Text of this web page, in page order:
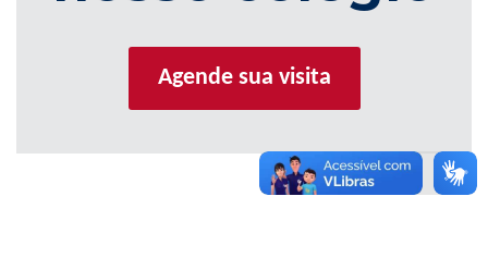
Agende sua visita